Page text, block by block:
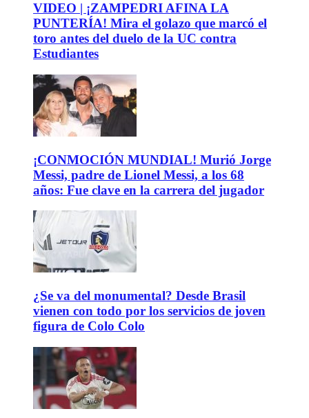
VIDEO | ¡ZAMPEDRI AFINA LA
PUNTERÍA! Mira el golazo que marcó el
toro antes del duelo de la UC contra
Estudiantes
¡CONMOCIÓN MUNDIAL! Murió Jorge
Messi, padre de Lionel Messi, a los 68
años: Fue clave en la carrera del jugador
¿Se va del monumental? Desde Brasil
vienen con todo por los servicios de joven
figura de Colo Colo